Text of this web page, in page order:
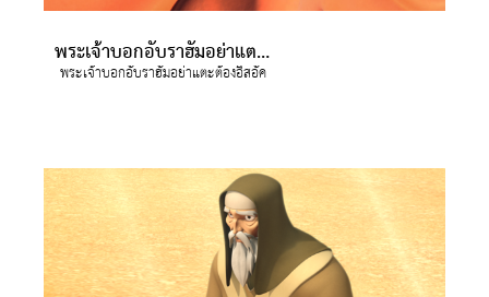
พระเจ้าบอกอับราฮัมอย่าแตะต้องอิสอัค
พระเจ้าบอกอับราฮัมอย่าแตะต้องอิสอัค